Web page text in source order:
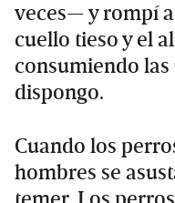
veces— y rompí
cuello tieso y el
consumiendo
dispongo.
Cuando los
hombres se